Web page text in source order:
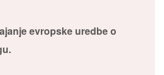
evropske uredbe o